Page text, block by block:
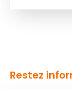
Restez